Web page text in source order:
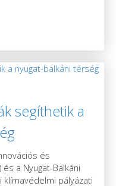
segíthetik a
és
és a Nyugat-Balkáni
pályázati